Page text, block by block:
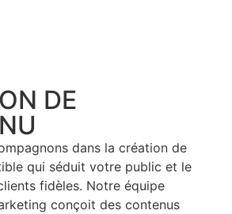
DE
dans la création de
qui séduit votre public et le
fidèles. Notre équipe
conçoit des contenus